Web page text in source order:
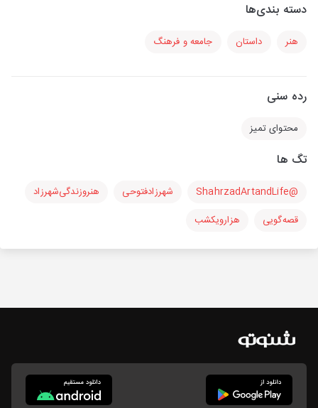
دسته بندی‌ها
هنر داستان جامعه و فرهنگ
رده سنی
محتوای تمیز
تگ ها
@ShahrzadArtandLife شهرزادفتوحی
هنرو‌زندگی‌شهرزاد
قصه‌گویی
هزارویکشب